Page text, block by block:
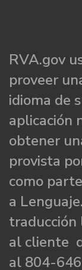
RVA.gov
proveer
idioma de
aplicación
obtener
provista
como
a
traducción
al cliente
al 804-